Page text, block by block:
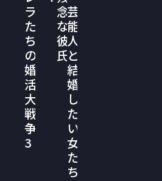
ラ
た
ち
の
婚
活
大
戦
争
3
念
な
彼
氏
芸
能
人
と
結
婚
し
た
い
女
た
ち